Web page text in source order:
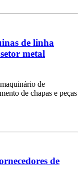
de linha
metal
de
de chapas e peças
de